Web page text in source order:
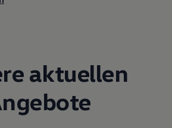
Apps, Login und Shop
und Fahrzeug verbinden
für Software, Karten und Radio
aktuellen